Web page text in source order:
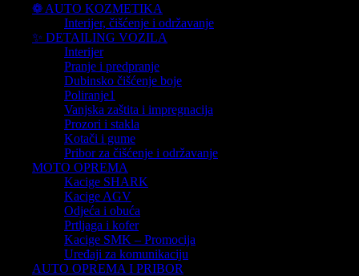
❁ AUTO KOZMETIKA
Interijer, čišćenje i održavanje
✨ DETAILING VOZILA
Interijer
Pranje i predpranje
Dubinsko čišćenje boje
Poliranje1
Vanjska zaštita i impregnacija
Prozori i stakla
Kotači i gume
Pribor za čišćenje i održavanje
MOTO OPREMA
Kacige SHARK
Kacige AGV
Odjeća i obuća
Prtljaga i kofer
Kacige SMK – Promocija
Uređaji za komunikaciju
AUTO OPREMA I PRIBOR